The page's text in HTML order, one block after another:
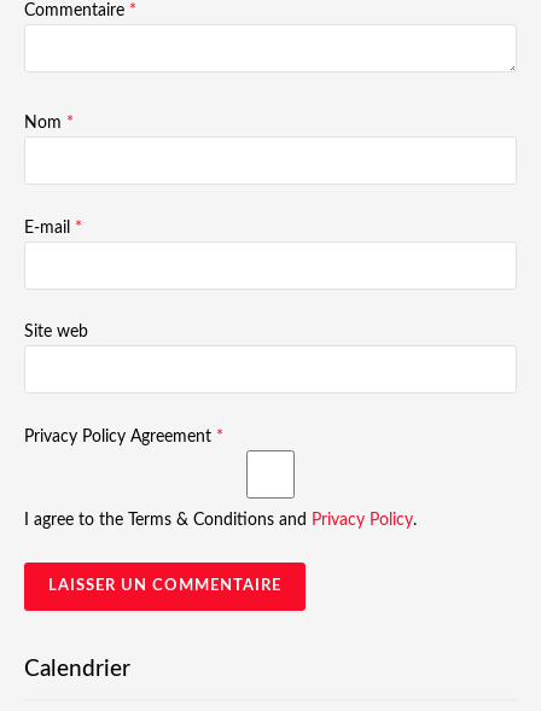
Commentaire *
Nom *
E-mail *
Site web
Privacy Policy Agreement *
I agree to the Terms & Conditions and Privacy Policy.
Calendrier